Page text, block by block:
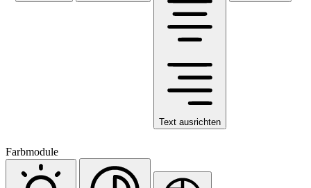
Text ausrichten
Farbmodule